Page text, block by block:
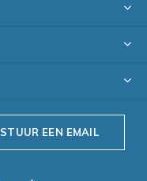
STUUR EEN EMAIL